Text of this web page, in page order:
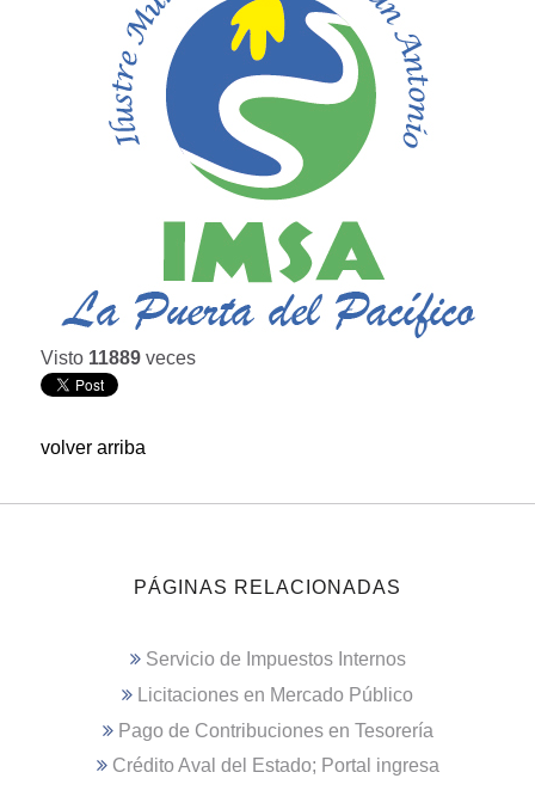
Visto 11889 veces
volver arriba
PÁGINAS RELACIONADAS
Servicio de Impuestos Internos
Licitaciones en Mercado Público
Pago de Contribuciones en Tesorería
Crédito Aval del Estado; Portal ingresa